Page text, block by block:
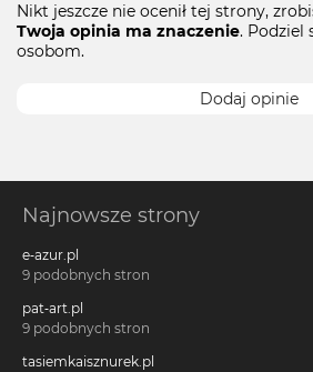
Nikt jeszcze nie ocenił tej strony,
Twoja opinia ma znaczenie. Podziel
osobom.
Dodaj opinie
Najnowsze strony
e-azur.pl
9 podobnych stron
pat-art.pl
9 podobnych stron
tasiemkaisznurek.pl